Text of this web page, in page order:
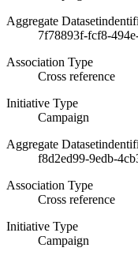
Aggregate
7f78893f-fcf8-
Association Type
Cross reference
Initiative Type
Campaign
Aggregate
f8d2ed99-9edb-
Association Type
Cross reference
Initiative Type
Campaign